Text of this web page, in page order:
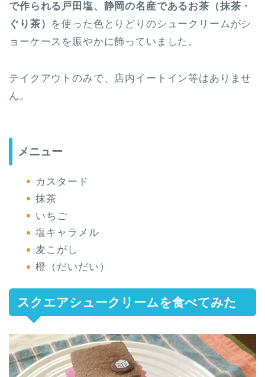
で作られる戸田塩、静岡の名産であるお茶（抹茶・
ぐり茶） を使った色とりどりのシュークリームがシ
ョーケースを賑やかに飾っていました。
テイクアウトのみで、店内イートイン等はありませ
ん。
メニュー
カスタード
抹茶
いちご
塩キャラメル
麦こがし
橙（だいだい）
スクエアシュークリームを食べてみた